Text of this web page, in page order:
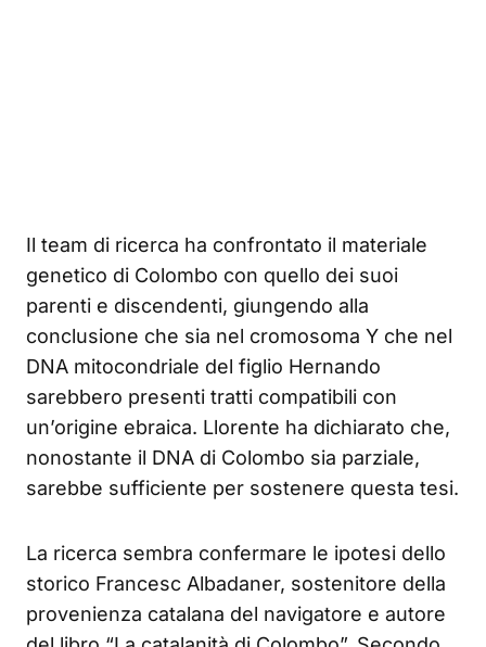
Il team di ricerca ha confrontato il materiale
genetico di Colombo con quello dei suoi
parenti e discendenti, giungendo alla
conclusione che sia nel cromosoma Y che nel
DNA mitocondriale del figlio Hernando
sarebbero presenti tratti compatibili con
un’origine ebraica. Llorente ha dichiarato che,
nonostante il DNA di Colombo sia parziale,
sarebbe sufficiente per sostenere questa tesi.
La ricerca sembra confermare le ipotesi dello
storico Francesc Albadaner, sostenitore della
provenienza catalana del navigatore e autore